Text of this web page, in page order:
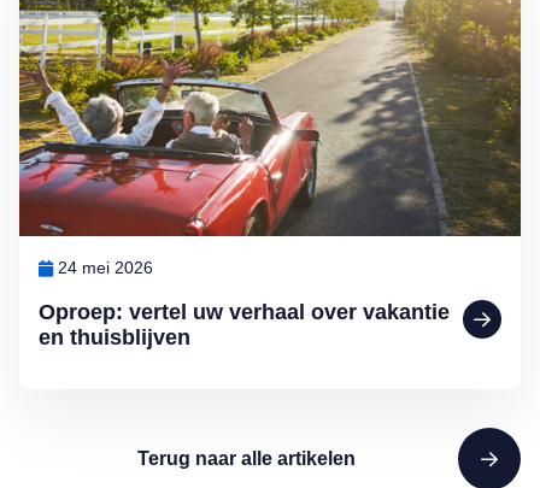
Oproep: vertel uw verhaal over vakantie
en thuisblijven
24 mei 2026
Terug naar alle artikelen